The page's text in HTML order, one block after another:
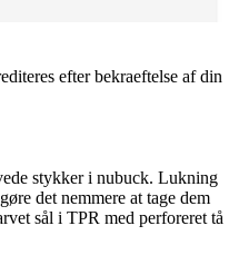
efter bekraeftelse af din
stykker i nubuck. Lukning
det nemmere at tage dem
sål i TPR med perforeret tå